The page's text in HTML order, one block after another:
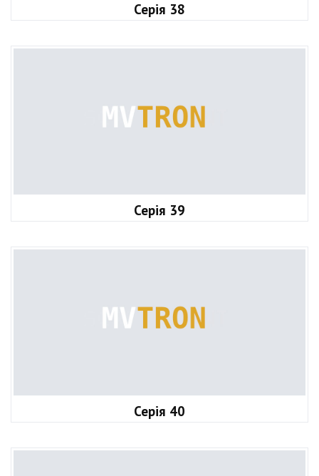
Серія 38
Серія 39
Серія 40